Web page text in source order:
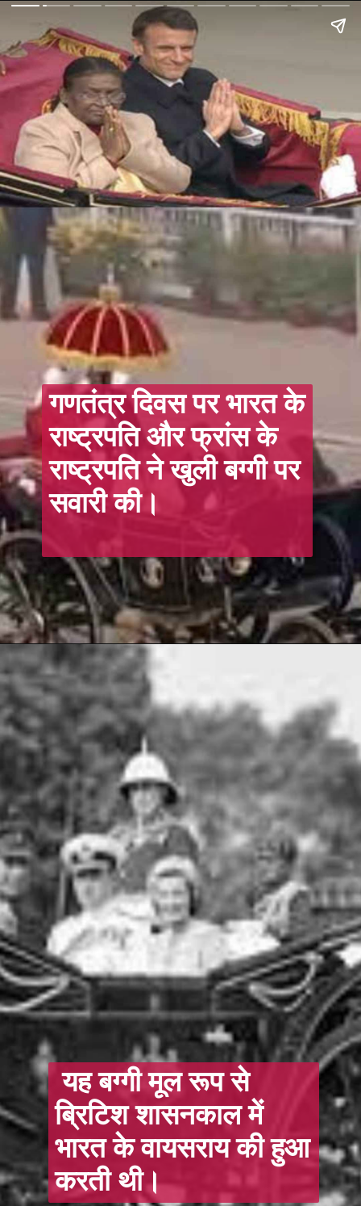
गणतंत्र दिवस पर भारत के
राष्ट्रपति और फ्रांस के
राष्ट्रपति ने खुली बग्गी पर
सवारी की।
यह बग्गी मूल रूप से
ब्रिटिश शासनकाल में
भारत के वायसराय की हुआ
करती थी।